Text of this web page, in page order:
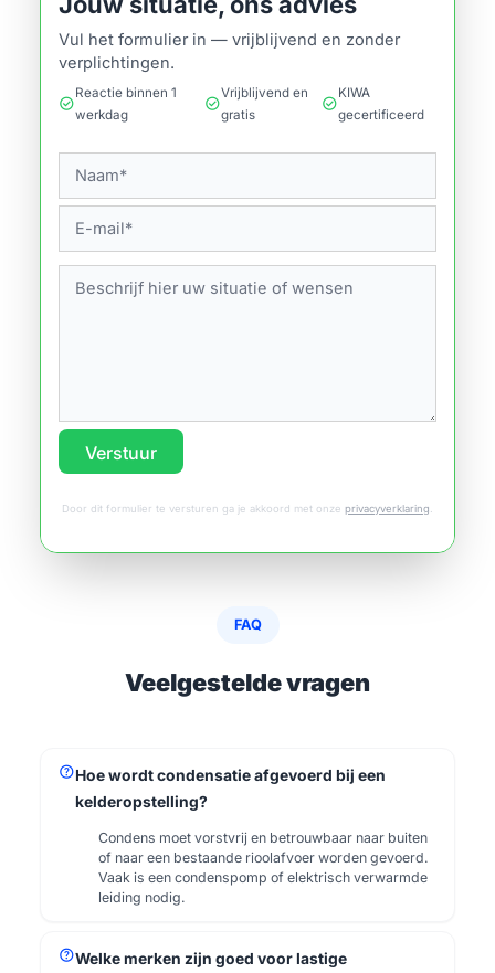
Vul het formulier in — vrijblijvend en zonder
verplichtingen.
check_circle
Reactie binnen 1
werkdag
check_circle
Vrijblijvend en
gratis
check_circle
KIWA
gecertificeerd
Verstuur
Door dit formulier te versturen ga je akkoord met onze privacyverklaring
FAQ
Veelgestelde vragen
helpHoe wordt condensatie afgevoerd bij een
kelderopstelling?
Condens moet vorstvrij en betrouwbaar naar buiten
of naar een bestaande rioolafvoer worden gevoerd.
Vaak is een condenspomp of elektrisch verwarmde
leiding nodig.
helpWelke merken zijn goed voor lastige